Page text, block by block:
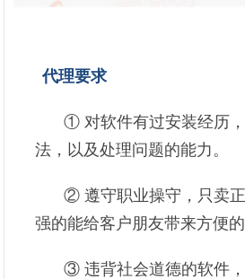
代理要求
① 对软件有过安装经历
法，以及处理问题的能力。
② 遵守职业操守，只卖
强的能给客户朋友带来方便
③ 违背社会道德的软件，